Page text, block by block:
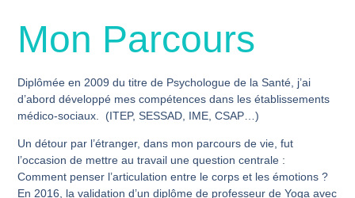
Mon Parcours
Diplômée en 2009 du titre de Psychologue de la Santé, j’ai
d’abord développé mes compétences dans les établissements
médico-sociaux. (ITEP, SESSAD, IME, CSAP…)
Un détour par l’étranger, dans mon parcours de vie, fut
l’occasion de mettre au travail une question centrale :
Comment penser l’articulation entre le corps et les émotions ?
En2016, la validation d’un diplôme de professeur deYogaavec